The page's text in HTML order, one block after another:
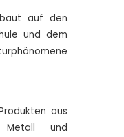
auf den
und dem
aus
Metall und